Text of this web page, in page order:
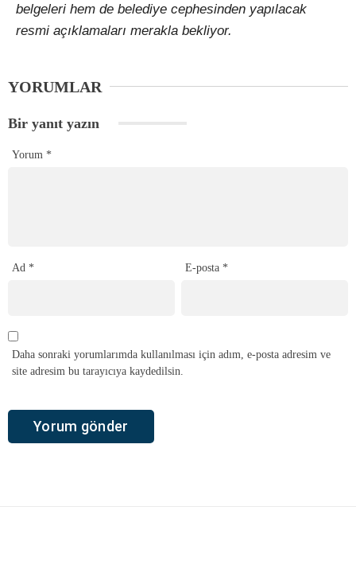
belgeleri hem de belediye cephesinden yapılacak
resmi açıklamaları merakla bekliyor.
YORUMLAR
Bir yanıt yazın
Yorum *
Ad * E-posta *
Daha sonraki yorumlarımda kullanılması için adım, e-posta adresim ve
site adresim bu tarayıcıya kaydedilsin.